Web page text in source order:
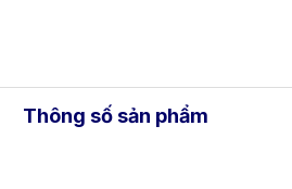
Thông số sản phẩm